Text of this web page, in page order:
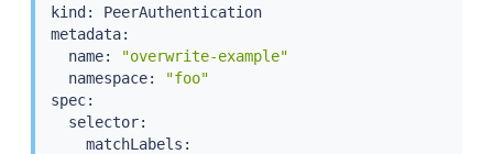
kind: PeerAuthentication
metadata:
  name:
"overwrite-example"
  namespace:
"foo"
spec:
  selector:
    matchLabels: